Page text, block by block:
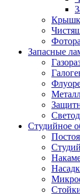
Запасные
Студийное